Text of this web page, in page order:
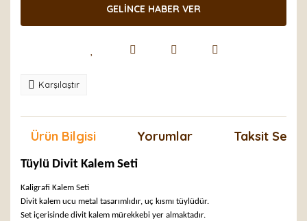
GELİNCE HABER VER
Karşılaştır
Ürün Bilgisi Yorumlar Taksit
Tüylü Divit Kalem Seti
Kaligrafi Kalem Seti
Divit kalem ucu metal tasarımlıdır, uç kısmı tüylüdür.
Set içerisinde divit kalem mürekkebi yer almaktadır.